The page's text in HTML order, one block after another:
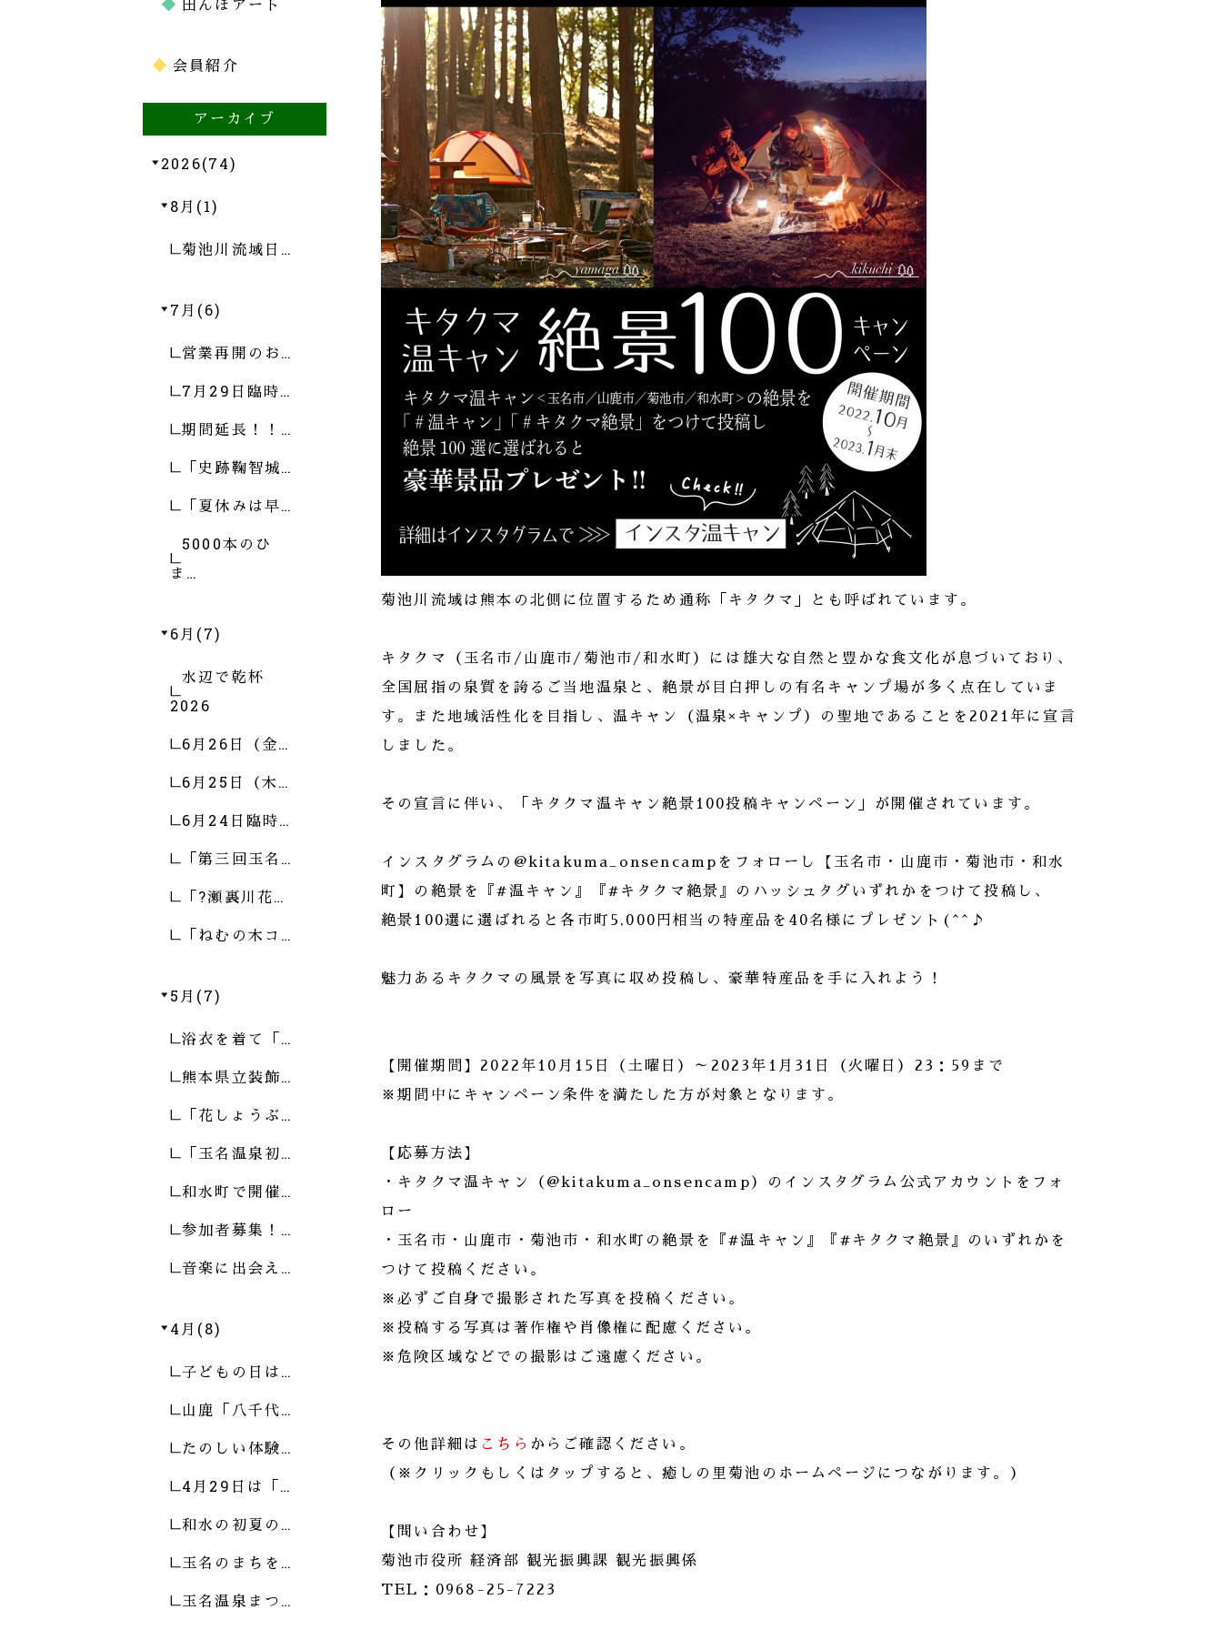
菊池川流域は熊本の北側に位置するため通称「キタクマ」とも呼ばれています。
キタクマ（玉名市/山鹿市/菊池市/和水町）には雄大な自然と豊かな食文化が息づいており、
全国屈指の泉質を誇るご当地温泉と、絶景が目白押しの有名キャンプ場が多く点在していま
す。また地域活性化を目指し、温キャン（温泉×キャンプ）の聖地であることを2021年に宣言
しました。
その宣言に伴い、「キタクマ温キャン絶景100投稿キャンペーン」が開催されています。
インスタグラムの@kitakuma_onsencampをフォローし【玉名市・山鹿市・菊池市・和水
町】の絶景を『#温キャン』『#キタクマ絶景』のハッシュタグいずれかをつけて投稿し、
絶景100選に選ばれると各市町5,000円相当の特産品を40名様にプレゼント(^^♪
魅力あるキタクマの風景を写真に収め投稿し、豪華特産品を手に入れよう！
【開催期間】2022年10月15日（土曜日）～2023年1月31日（火曜日）23：59まで
※期間中にキャンペーン条件を満たした方が対象となります。
【応募方法】
・キタクマ温キャン（@kitakuma_onsencamp）のインスタグラム公式アカウントをフォ
ロー
・玉名市・山鹿市・菊池市・和水町の絶景を『#温キャン』『#キタクマ絶景』のいずれかを
つけて投稿ください。
※必ずご自身で撮影された写真を投稿ください。
※投稿する写真は著作権や肖像権に配慮ください。
※危険区域などでの撮影はご遠慮ください。
その他詳細は こちら からご確認ください。
（※クリックもしくはタップすると、癒しの里菊池のホームページにつながります。）
【問い合わせ】
菊池市役所 経済部 観光振興課 観光振興係
TEL：0968-25-7223
田んぼアート
会員紹介
アーカイブ
2026(74)
8月(1)
菊池川流域日…
7月(6)
営業再開のお…
7月29日臨時…
期間延長！！…
「史跡鞠智城…
「夏休みは早…
5000本のひ
ま…
6月(7)
水辺で乾杯
2026
6月26日（金…
6月25日（木…
6月24日臨時…
「第三回玉名…
「?瀬裏川花…
「ねむの木コ…
5月(7)
浴衣を着て「…
熊本県立装飾…
「花しょうぶ…
「玉名温泉初…
和水町で開催…
参加者募集！…
音楽に出会え…
4月(8)
子どもの日は…
山鹿「八千代…
たのしい体験…
4月29日は「…
和水の初夏の…
玉名のまちを…
玉名温泉まつ…